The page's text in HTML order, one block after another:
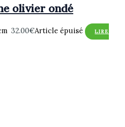
olivier ondé
32.00€Article épuisé
LIRE